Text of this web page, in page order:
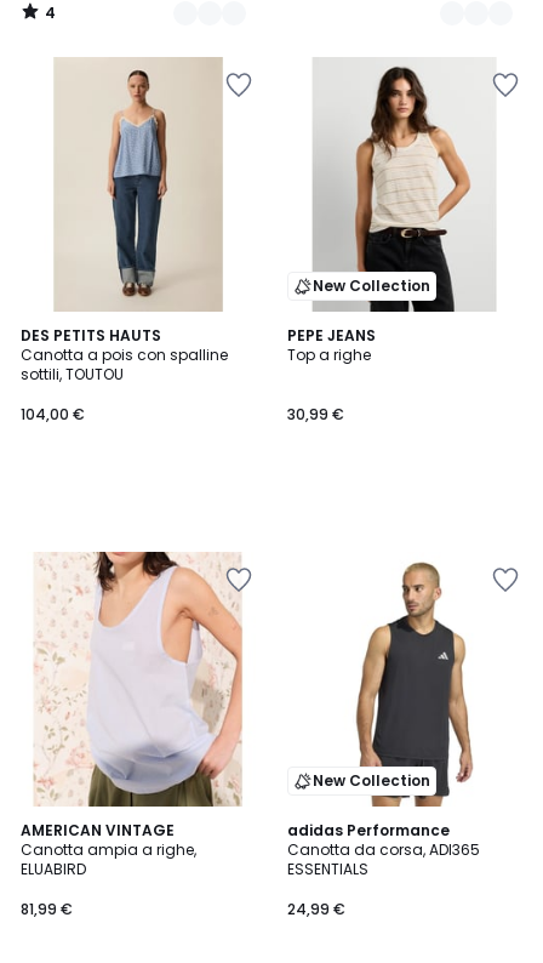
4
/
DES PETITS HAUTS
Canotta a pois con spalline
sottili, TOUTOU
104,00 €
New Collection
PEPE JEANS
Top a righe
30,99 €
AMERICAN VINTAGE
Canotta ampia a righe,
ELUABIRD
81,99 €
New Collection
adidas Performance
Canotta da corsa, ADI365
ESSENTIALS
24,99 €
4,9
/ 5